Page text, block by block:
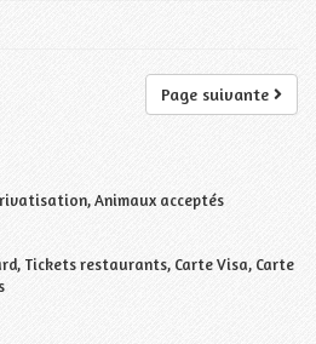
Page suivante
Animaux acceptés
Tickets restaurants, Carte Visa, Carte